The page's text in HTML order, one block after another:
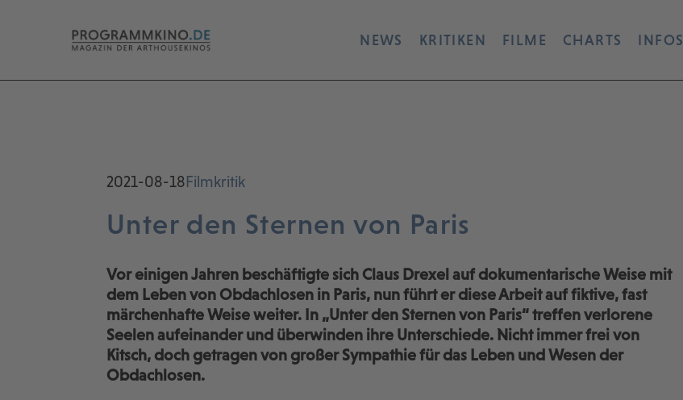
NEWS KRITIKEN FILME CHARTS INFOS
2021-08-18Filmkritik
Unter den Sternen von Paris
Vor einigen Jahren beschäftigte sich Claus Drexel auf dokumentarische Weise mit
dem Leben von Obdachlosen in Paris, nun führt er diese Arbeit auf fiktive, fast
märchenhafte Weise weiter. In „Unter den Sternen von Paris“ treffen verlorene
Seelen aufeinander und überwinden ihre Unterschiede. Nicht immer frei von
Kitsch, doch getragen von großer Sympathie für das Leben und Wesen der
Obdachlosen.